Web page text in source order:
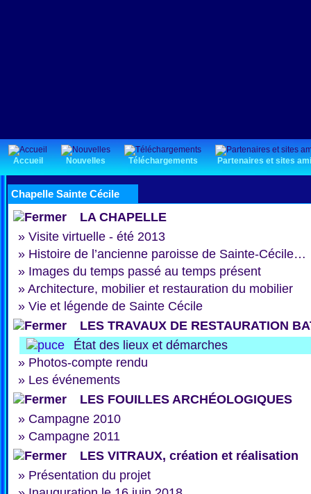
Accueil Nouvelles Téléchargements Partenaires et sites
Chapelle Sainte Cécile
LA CHAPELLE
» Visite virtuelle - été 2013
» Histoire de l’ancienne paroisse de Sainte-Cécile…
» Images du temps passé au temps présent
» Architecture, mobilier et restauration du mobilier
» Vie et légende de Sainte Cécile
LES TRAVAUX DE RESTAURATION
État des lieux et démarches
» Photos-compte rendu
» Les événements
LES FOUILLES ARCHÉOLOGIQUES
» Campagne 2010
» Campagne 2011
LES VITRAUX, création et réalisation
» Présentation du projet